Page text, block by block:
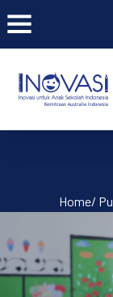
BAR
Home/